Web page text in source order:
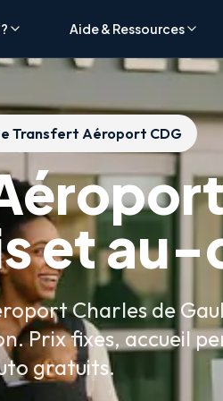
Aide & Ressources
Transfert Aéroport CDG
et
Charles de
Prix fixes, accueil
gratuits.